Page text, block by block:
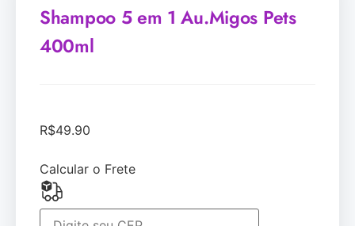
Shampoo 5 em 1 Au.Migos Pets
400ml
R$49.90
Calcular o Frete